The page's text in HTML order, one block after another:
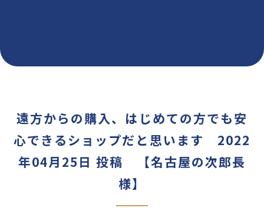
遠方からの購入、はじめての方でも安
心できるショップだと思います 2022
年04月25日 投稿 【名古屋の次郎長
様】